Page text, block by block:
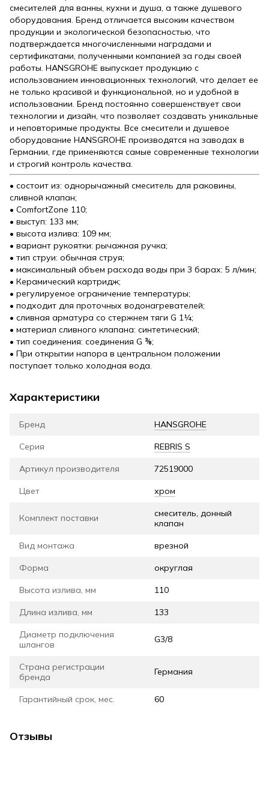
смесителей для ванны, кухни и душа, а также душевого
оборудования. Бренд отличается высоким качеством
продукции и экологической безопасностью, что
подтверждается многочисленными наградами и
сертификатами, полученными компанией за годы своей
работы. HANSGROHE выпускает продукцию с
использованием инновационных технологий, что делает ее
не только красивой и функциональной, но и удобной в
использовании. Бренд постоянно совершенствует свои
технологии и дизайн, что позволяет создавать уникальные
и неповторимые продукты. Все смесители и душевое
оборудование HANSGROHE производятся на заводах в
Германии, где применяются самые современные технологии
и строгий контроль качества.
• состоит из: однорычажный смеситель для раковины,
сливной клапан;
• ComfortZone 110;
• выступ: 133 мм;
• высота излива: 109 мм;
• вариант рукоятки: рычажная ручка;
• тип струи: обычная струя;
• максимальный объем расхода воды при 3 барах: 5 л/мин;
• Керамический картридж;
• регулируемое ограничение температуры;
• подходит для проточных водонагревателей;
• сливная арматура со стержнем тяги G 1¼;
• материал сливного клапана: синтетический;
• тип соединения: соединения G ⅜;
• При открытии напора в центральном положении
поступает только холодная вода.
Характеристики
Бренд HANSGROHE
Серия REBRIS S
Артикул производителя 72519000
Цвет хром
Комплект поставки
смеситель, донный
клапан
Вид монтажа врезной
Форма округлая
Высота излива, мм 110
Длина излива, мм 133
Диаметр подключения
шлангов
G3/8
Страна регистрации
бренда
Германия
Гарантийный срок, мес. 60
Отзывы